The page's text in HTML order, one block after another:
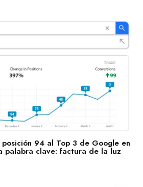
94 al Top 3 de Google en
palabra clave: factura de la luz